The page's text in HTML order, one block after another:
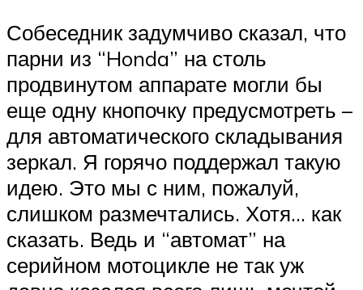
Собеседник задумчиво сказал, что
парни из “Honda” на столь
продвинутом аппарате могли бы
еще одну кнопочку предусмотреть –
для автоматического складывания
зеркал. Я горячо поддержал такую
идею. Это мы с ним, пожалуй,
слишком размечтались. Хотя… как
сказать. Ведь и “автомат” на
серийном мотоцикле не так уж